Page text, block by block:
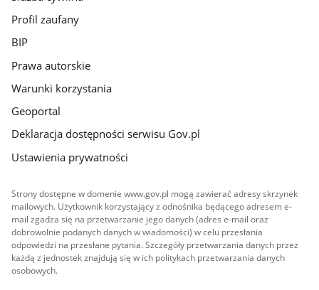
Profil zaufany
BIP
Prawa autorskie
Warunki korzystania
Geoportal
Deklaracja dostępności serwisu Gov.pl
Ustawienia prywatności
Strony dostępne w domenie www.gov.pl mogą zawierać adresy skrzynek
mailowych. Użytkownik korzystający z odnośnika będącego adresem e-
mail zgadza się na przetwarzanie jego danych (adres e-mail oraz
dobrowolnie podanych danych w wiadomości) w celu przesłania
odpowiedzi na przesłane pytania. Szczegóły przetwarzania danych przez
każdą z jednostek znajdują się w ich politykach przetwarzania danych
osobowych.